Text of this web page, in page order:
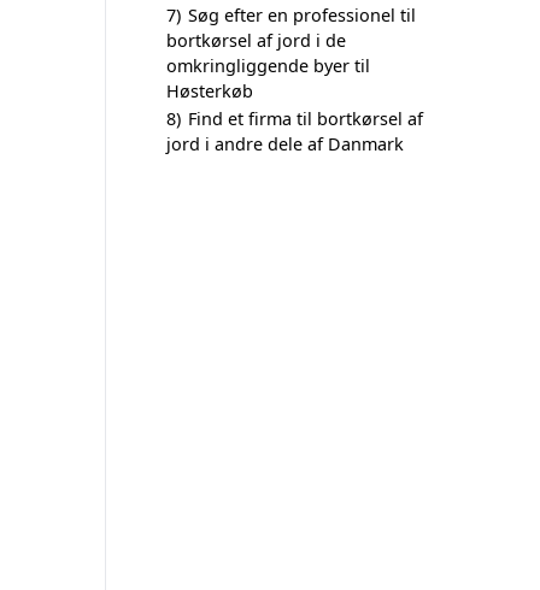
7) Søg efter en professionel til
bortkørsel af jord i de
omkringliggende byer til
Høsterkøb
8) Find et firma til bortkørsel af
jord i andre dele af Danmark